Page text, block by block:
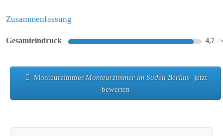
Zusammenfassung
Gesamteindruck 4,7
MonteurzimmerMonteurzimmer im Süden Berlins jetzt
bewerten